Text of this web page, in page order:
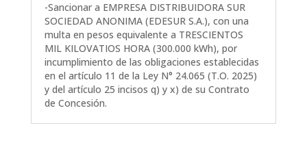
-Sancionar a EMPRESA DISTRIBUIDORA SUR
SOCIEDAD ANONIMA (EDESUR S.A.), con una
multa en pesos equivalente a TRESCIENTOS
MIL KILOVATIOS HORA (300.000 kWh), por
incumplimiento de las obligaciones establecidas
en el artículo 11 de la Ley N° 24.065 (T.O. 2025)
y del artículo 25 incisos q) y x) de su Contrato
de Concesión.